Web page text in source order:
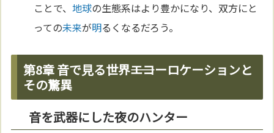
ことで、地球の生態系はより豊かになり、双方にと
っての未来が明るくなるだろう。
第8章 音で見る世界――エコーロケーションと
その驚異
音を武器にした夜のハンター